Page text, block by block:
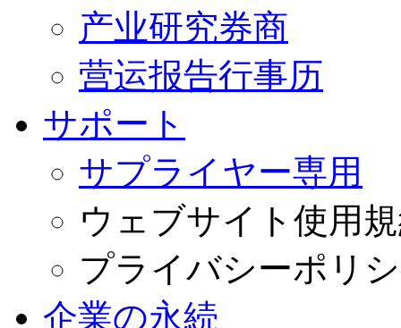
产业研究券商
营运报告行事历
サポート
サプライヤー専用
ウェブサイト使用
プライバシーポリ
企業の永続